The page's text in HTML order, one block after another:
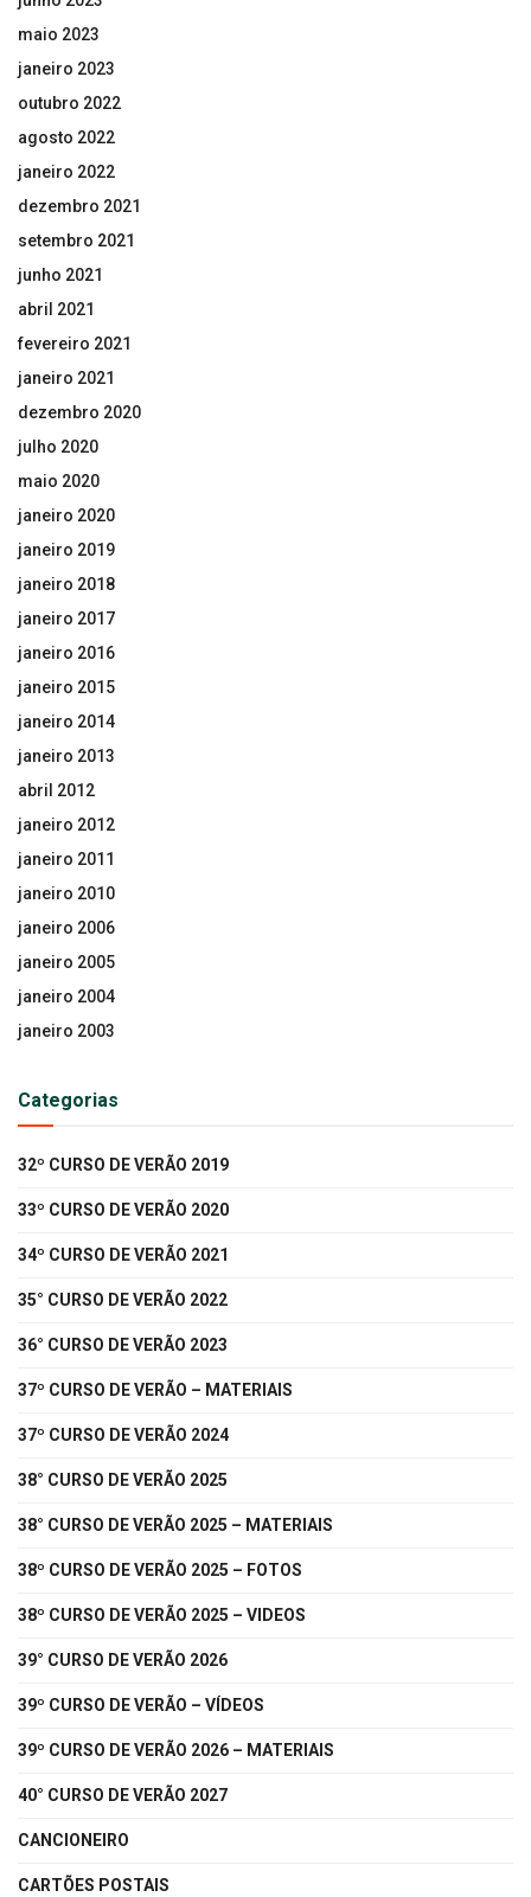
maio 2023
janeiro 2023
outubro 2022
agosto 2022
janeiro 2022
dezembro 2021
setembro 2021
junho 2021
abril 2021
fevereiro 2021
janeiro 2021
dezembro 2020
julho 2020
maio 2020
janeiro 2020
janeiro 2019
janeiro 2018
janeiro 2017
janeiro 2016
janeiro 2015
janeiro 2014
janeiro 2013
abril 2012
janeiro 2012
janeiro 2011
janeiro 2010
janeiro 2006
janeiro 2005
janeiro 2004
janeiro 2003
Categorias
32º CURSO DE VERÃO 2019
33º CURSO DE VERÃO 2020
34º CURSO DE VERÃO 2021
35° CURSO DE VERÃO 2022
36° CURSO DE VERÃO 2023
37º CURSO DE VERÃO – MATERIAIS
37º CURSO DE VERÃO 2024
38° CURSO DE VERÃO 2025
38° CURSO DE VERÃO 2025 – MATERIAIS
38º CURSO DE VERÃO 2025 – FOTOS
38º CURSO DE VERÃO 2025 – VIDEOS
39° CURSO DE VERÃO 2026
39º CURSO DE VERÃO – VÍDEOS
39º CURSO DE VERÃO 2026 – MATERIAIS
40° CURSO DE VERÃO 2027
CANCIONEIRO
CARTÕES POSTAIS